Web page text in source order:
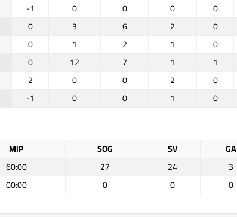
-1 0 0 0 0
0 3 6 2 0
0 1 2 1 0
0 12 7 1 1
2 0 0 2 0
-1 0 0 1 0
MIP SOG SV GA
60:00 27 24 3
00:00 0 0 0